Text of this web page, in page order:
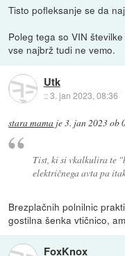
Tisto pofleksanje se da
Poleg tega so VIN
vse najbrž tudi ne vemo.
Utk
::3. jan 2023, 08:36
stara mama je3. jan 2023 ob
Tist, ki si vkalkulira te
električnega avta pa
Brezplačnih polnilnic
gostilna šenka vtičnico,
FoxKnox